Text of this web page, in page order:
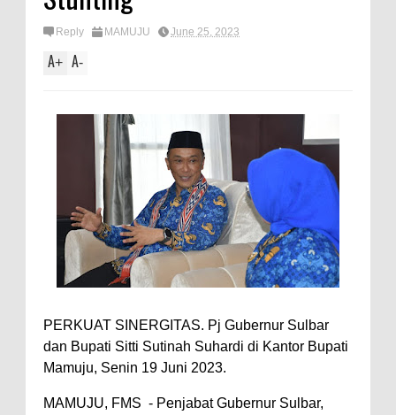
Reply MAMUJU June 25, 2023
A+ A-
PERKUAT SINERGITAS. Pj Gubernur Sulbar
dan Bupati Sitti Sutinah Suhardi di Kantor Bupati
Mamuju, Senin 19 Juni 2023.
MAMUJU, FMS - Penjabat Gubernur Sulbar,